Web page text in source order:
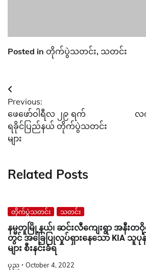
တိုက်ပွဲသတင်း
နမ္မတူမြို့နယ်၊ ဆင်းလီကျေးရွာ အနီးတဝို
တွင် အခြေပြုလှုပ်ရှားနေသော KIA သူပုန်
များ စီးနင်းခံရ
တပ်မတော်စစ်ကြောင်းများက ရှမ်းပြည်
များအား ရုတ်တရက်ဝင်ရောက် စီးနင်
တယ်လို့ သိရှိရပါတယ်။